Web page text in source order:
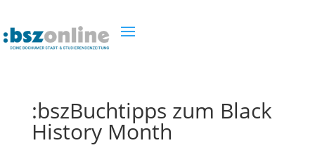
:bszBuchtipps zum Black
History Month